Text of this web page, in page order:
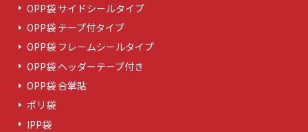
OPP袋 サイドシールタイプ
OPP袋 テープ付タイプ
OPP袋 フレームシールタイプ
OPP袋 ヘッダーテープ付き
OPP袋 合掌貼
ポリ袋
IPP袋